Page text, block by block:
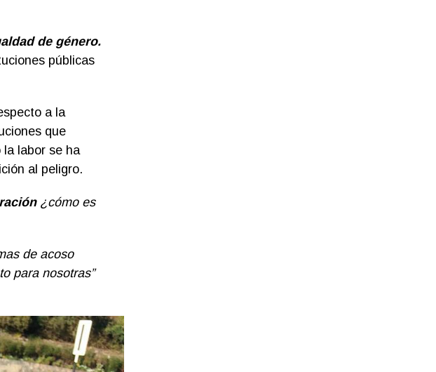
de género.
públicas
a la
que
labor se ha
al peligro.
¿cómo es
de acoso
para nosotras”